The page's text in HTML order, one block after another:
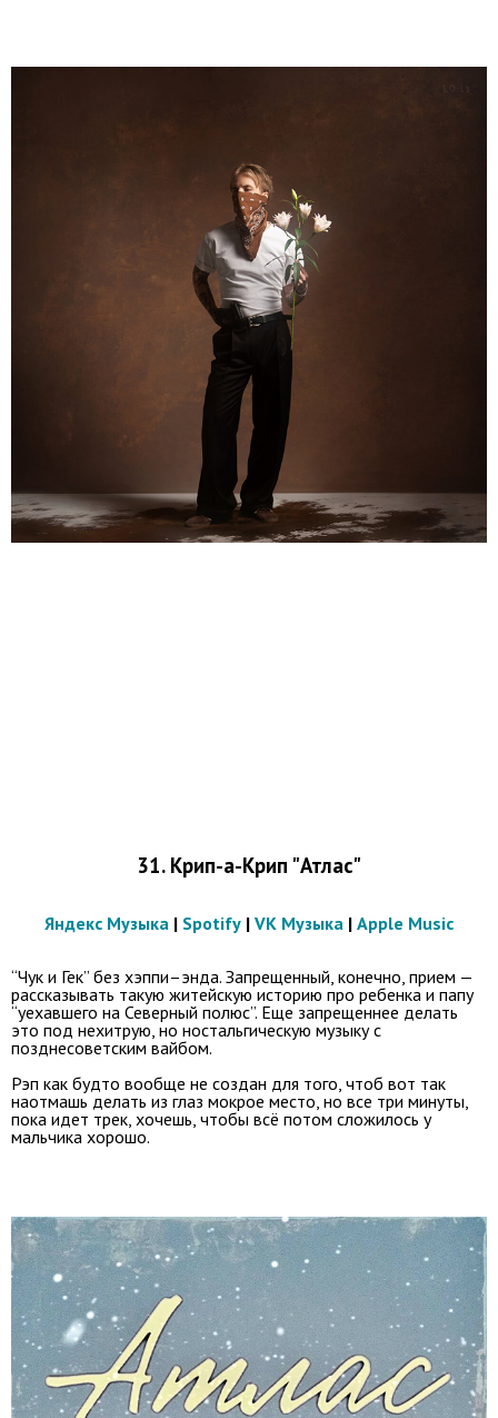
31. Крип-а-Крип "Атлас"
Яндекс Музыка | Spotify | VK Музыка | Apple Music
“Чук и Гек” без хэппи–энда. Запрещенный, конечно, прием —
рассказывать такую житейскую историю про ребенка и папу
“уехавшего на Северный полюс”. Еще запрещеннее делать
это под нехитрую, но ностальгическую музыку с
позднесоветским вайбом.
Рэп как будто вообще не создан для того, чтоб вот так
наотмашь делать из глаз мокрое место, но все три минуты,
пока идет трек, хочешь, чтобы всё потом сложилось у
мальчика хорошо.